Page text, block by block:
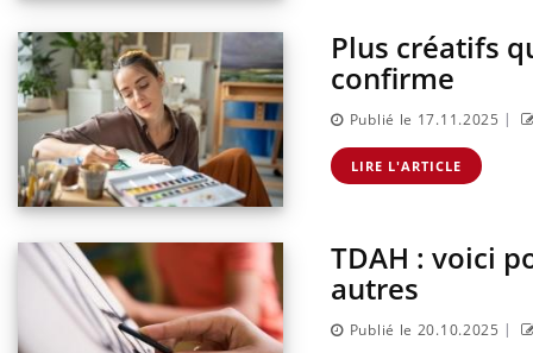
Plus créatifs
confirme
Publié le 17.11.2025 |
LIRE L'ARTICLE
TDAH : voici
autres
Publié le 20.10.2025 |